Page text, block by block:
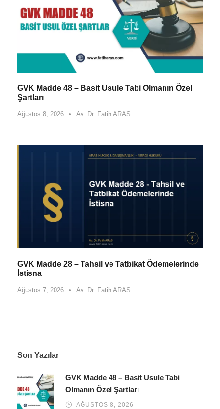
GVK Madde 48 – Basit Usule Tabi Olmanın Özel
Şartları
Ağustos 8, 2026 • Av. Dr. Fatih ARAS
GVK Madde 28 – Tahsil ve Tatbikat Ödemelerinde
İstisna
Ağustos 7, 2026 • Av. Dr. Fatih ARAS
Son Yazılar
GVK Madde 48 – Basit Usule Tabi
Olmanın Özel Şartları
AĞUSTOS 8, 2026